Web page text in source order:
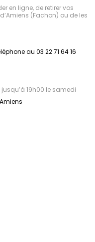
en ligne, de retirer vos
(Fachon) ou de les
au 03 22 71 64 16
19h00 le samedi